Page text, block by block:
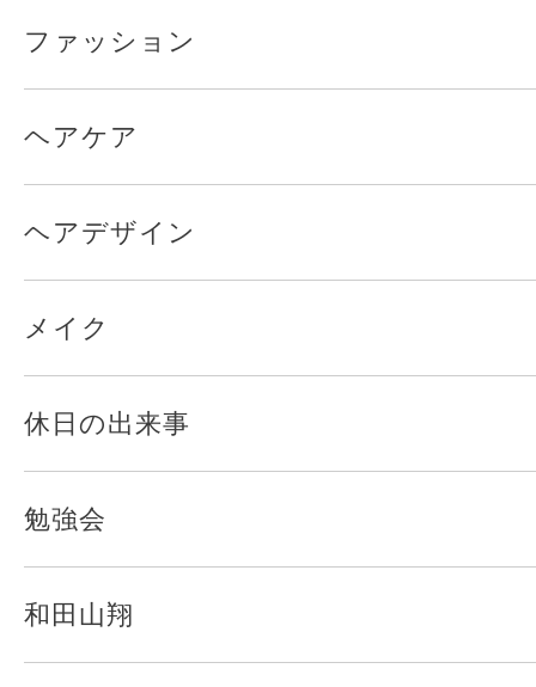
ファッション
ヘアケア
ヘアデザイン
メイク
休日の出来事
勉強会
和田山翔